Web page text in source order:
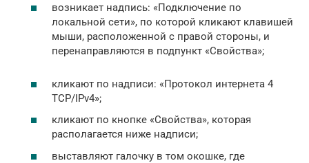
возникает надпись: «Подключение по
локальной сети», по которой кликают клавишей
мыши, расположенной с правой стороны, и
перенаправляются в подпункт «Свойства»;
кликают по надписи: «Протокол интернета 4
TCP/IPv4»;
кликают по кнопке «Свойства», которая
располагается ниже надписи;
выставляют галочку в том окошке, где